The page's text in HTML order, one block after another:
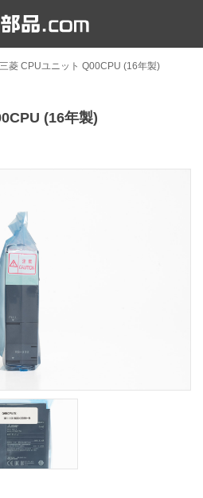
三菱 CPUユニット Q00CPU (16年製)
(16年製)